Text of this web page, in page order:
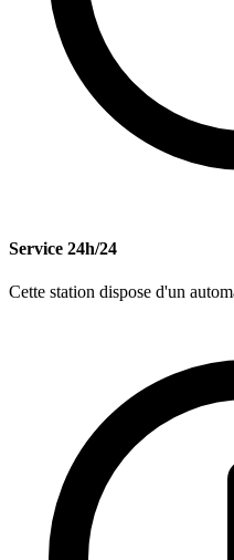
Service 24h/24
Cette station dispose d'un